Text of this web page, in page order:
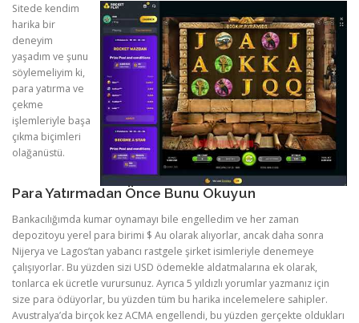
Sitede kendim
harika bir
deneyim
yaşadım ve şunu
söylemeliyim ki,
para yatırma ve
çekme
işlemleriyle başa
çıkma biçimleri
olağanüstü.
Para Yatırmadan Önce Bunu Okuyun
Bankacılığımda kumar oynamayı bile engelledim ve her zaman
depozitoyu yerel para birimi $ Au olarak alıyorlar, ancak daha sonra
Nijerya ve Lagos’tan yabancı rastgele şirket isimleriyle denemeye
çalışıyorlar. Bu yüzden sizi USD ödemekle aldatmalarına ek olarak,
tonlarca ek ücretle vurursunuz. Ayrıca 5 yıldızlı yorumlar yazmanız için
size para ödüyorlar, bu yüzden tüm bu harika incelemelere sahipler.
Avustralya’da birçok kez ACMA engellendi, bu yüzden gerçekte oldukları